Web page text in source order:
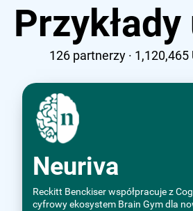
126 partnerzy · 1,120,465
Neuriva
Reckitt Benckiser współpracuje z
cyfrowy ekosystem Brain Gym dla